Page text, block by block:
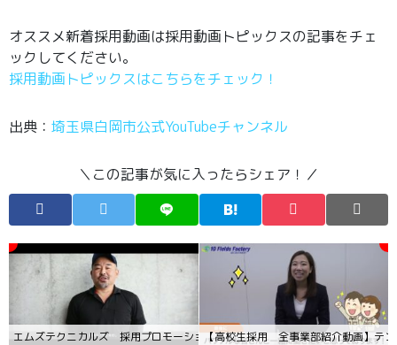
オススメ新着採用動画は採用動画トピックスの記事をチェ
ックしてください。
採用動画トピックスはこちらをチェック！
出典： 埼玉県白岡市公式YouTubeチャンネル
＼この記事が気に入ったらシェア！／
【高校生採用 全事業部紹介動画】テ
エムズテクニカルズ 採用プロモーション動画